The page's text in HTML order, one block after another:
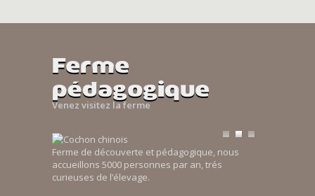
Ferme
pédagogique
Venez visitez la ferme
Ferme de découverte et pédagogique, nous
accueillons 5000 personnes par an, trés
curieuses de l’élevage.